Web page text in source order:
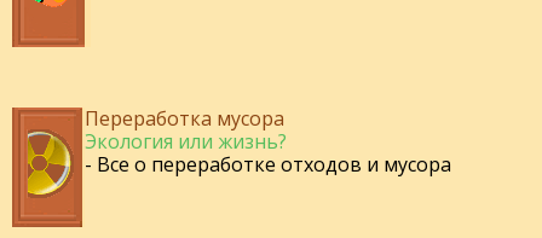
Переработка мусора
Экология или жизнь?
- Все о переработке отходов и мусора